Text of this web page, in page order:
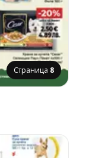
Страница 8